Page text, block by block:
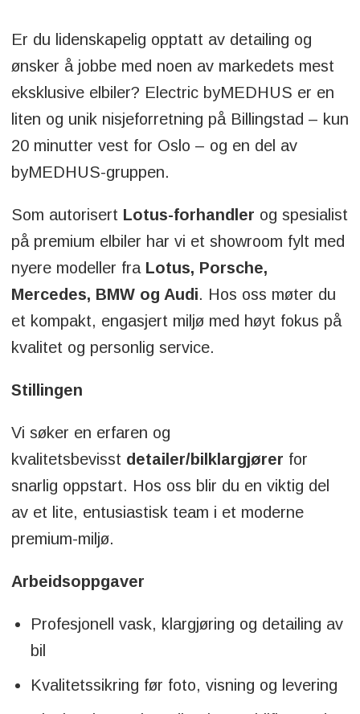
Er du lidenskapelig opptatt av detailing og
ønsker å jobbe med noen av markedets mest
eksklusive elbiler? Electric byMEDHUS er en
liten og unik nisjeforretning på Billingstad – kun
20 minutter vest for Oslo – og en del av
byMEDHUS-gruppen.
Som autorisert Lotus-forhandler og spesialist
på premium elbiler har vi et showroom fylt med
nyere modeller fra Lotus, Porsche,
Mercedes, BMW og Audi. Hos oss møter du
et kompakt, engasjert miljø med høyt fokus på
kvalitet og personlig service.
Stillingen
Vi søker en erfaren og
kvalitetsbevisst detailer/bilklargjører for
snarlig oppstart. Hos oss blir du en viktig del
av et lite, entusiastisk team i et moderne
premium-miljø.
Arbeidsoppgaver
Profesjonell vask, klargjøring og detailing av
bil
Kvalitetssikring før foto, visning og levering